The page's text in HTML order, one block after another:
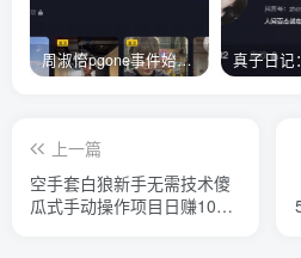
周淑怡pgone事件始末，周淑怡现状
上一篇
空手套白狼新手无需技术傻
瓜式手动操作项目日赚100